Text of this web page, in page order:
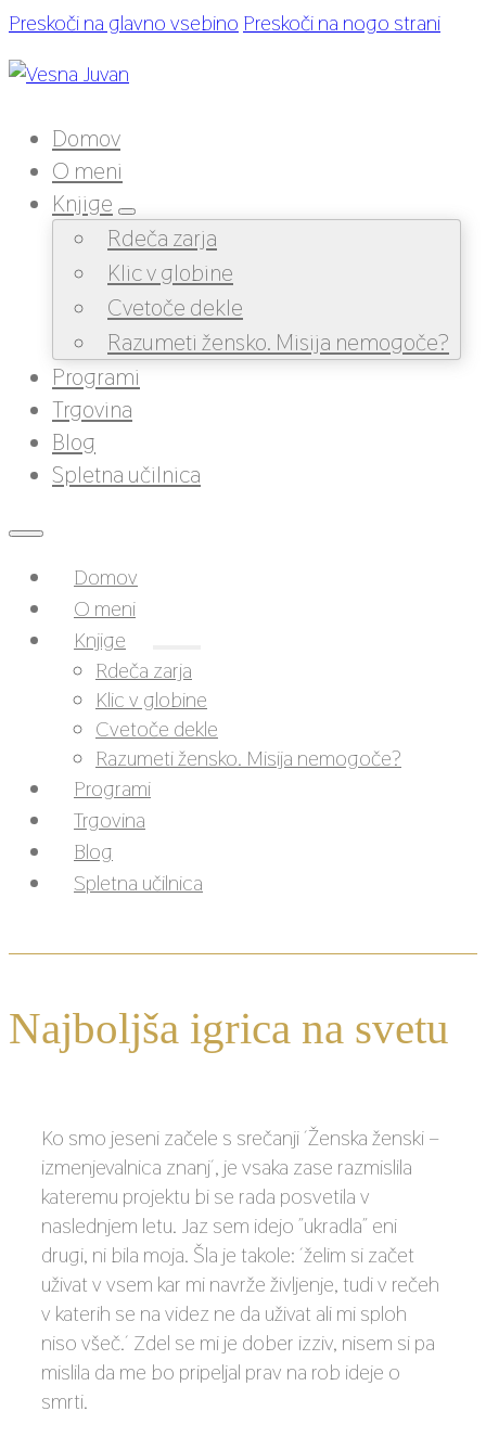
Preskoči na glavno vsebino Preskoči na nogo strani
Domov
O meni
Knjige
Rdeča zarja
Klic v globine
Cvetoče dekle
Razumeti žensko. Misija nemogoče?
Programi
Trgovina
Blog
Spletna učilnica
Domov
O meni
Knjige
Rdeča zarja
Klic v globine
Cvetoče dekle
Razumeti žensko. Misija nemogoče?
Programi
Trgovina
Blog
Spletna učilnica
Najboljša igrica na svetu
Ko smo jeseni začele s srečanji ´Ženska ženski –
izmenjevalnica znanj´, je vsaka zase razmislila
kateremu projektu bi se rada posvetila v
naslednjem letu. Jaz sem idejo ˝ukradla˝ eni
drugi, ni bila moja. Šla je takole: ´želim si začet
uživat v vsem kar mi navrže življenje, tudi v rečeh
v katerih se na videz ne da uživat ali mi sploh
niso všeč.´ Zdel se mi je dober izziv, nisem si pa
mislila da me bo pripeljal prav na rob ideje o
smrti.